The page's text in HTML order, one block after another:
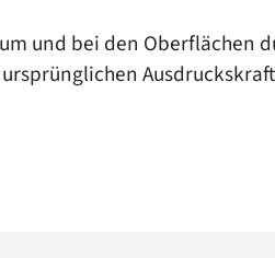
und bei den Oberflächen